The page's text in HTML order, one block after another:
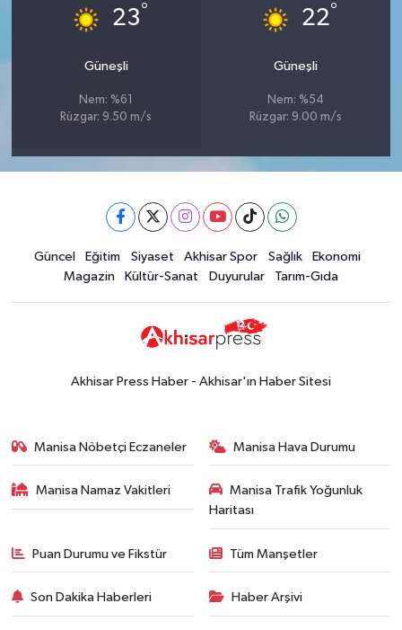
23°
Güneşli
Nem: %61
Rüzgar: 9.50 m/s
22°
Güneşli
Nem: %54
Rüzgar: 9.00 m/s
Güncel Eğitim Siyaset Akhisar Spor Sağlık
Ekonomi
Magazin
Kültür-Sanat Duyurular Tarım-Gıda
Akhisar Press Haber - Akhisar'ın Haber Sitesi
Manisa Nöbetçi Eczaneler Manisa Hava Durumu
Manisa Namaz Vakitleri
Manisa Trafik Yoğunluk
Haritası
Puan Durumu ve Fikstür Tüm Manşetler
Son Dakika Haberleri Haber Arşivi